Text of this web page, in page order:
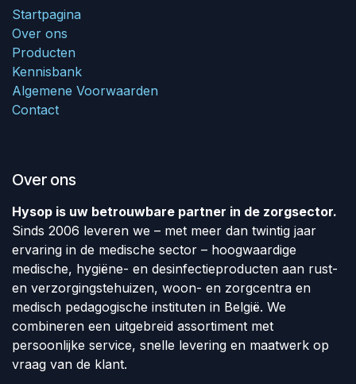
Startpagina
Over ons
Producten
Kennisbank
Algemene Voorwaarden
Contact
Over ons
Hysop is uw betrouwbare partner in de zorgsector.
Sinds 2006 leveren we – met meer dan twintig jaar
ervaring in de medische sector – hoogwaardige
medische, hygiëne- en desinfectieproducten aan rust-
en verzorgingstehuizen, woon- en zorgcentra en
medisch pedagogische instituten in België. We
combineren een uitgebreid assortiment met
persoonlijke service, snelle levering en maatwerk op
vraag van de klant.